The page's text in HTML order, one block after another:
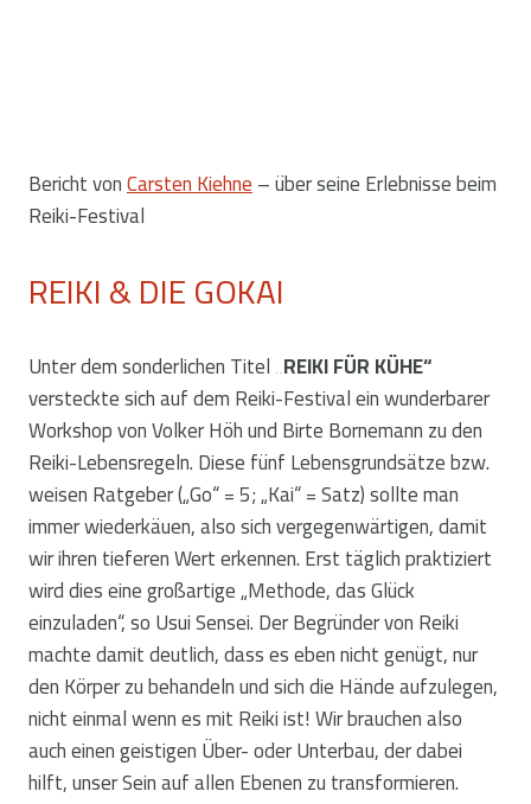
Bericht vonCarsten Kiehne– über seine Erlebnisse beim
Reiki-Festival
REIKI & DIE GOKAI
Unter dem sonderlichen Titel„REIKI FÜR KÜHE“
versteckte sich auf dem Reiki-Festival ein wunderbarer
Workshop von Volker Höh und Birte Bornemann zu den
Reiki-Lebensregeln. Diese fünf Lebensgrundsätze bzw.
weisen Ratgeber („Go“ = 5; „Kai“ = Satz) sollte man
immer wiederkäuen, also sich vergegenwärtigen, damit
wir ihren tieferen Wert erkennen. Erst täglich praktiziert
wird dies eine großartige „Methode, das Glück
einzuladen“, so Usui Sensei. Der Begründer von Reiki
machte damit deutlich, dass es eben nicht genügt, nur
den Körper zu behandeln und sich die Hände aufzulegen,
nicht einmal wenn es mit Reiki ist! Wir brauchen also
auch einen geistigen Über- oder Unterbau, der dabei
hilft, unser Sein auf allen Ebenen zu transformieren.